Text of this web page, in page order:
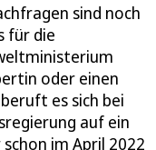
sind noch
für die
oder einen
es sich bei
auf ein
im April 2022